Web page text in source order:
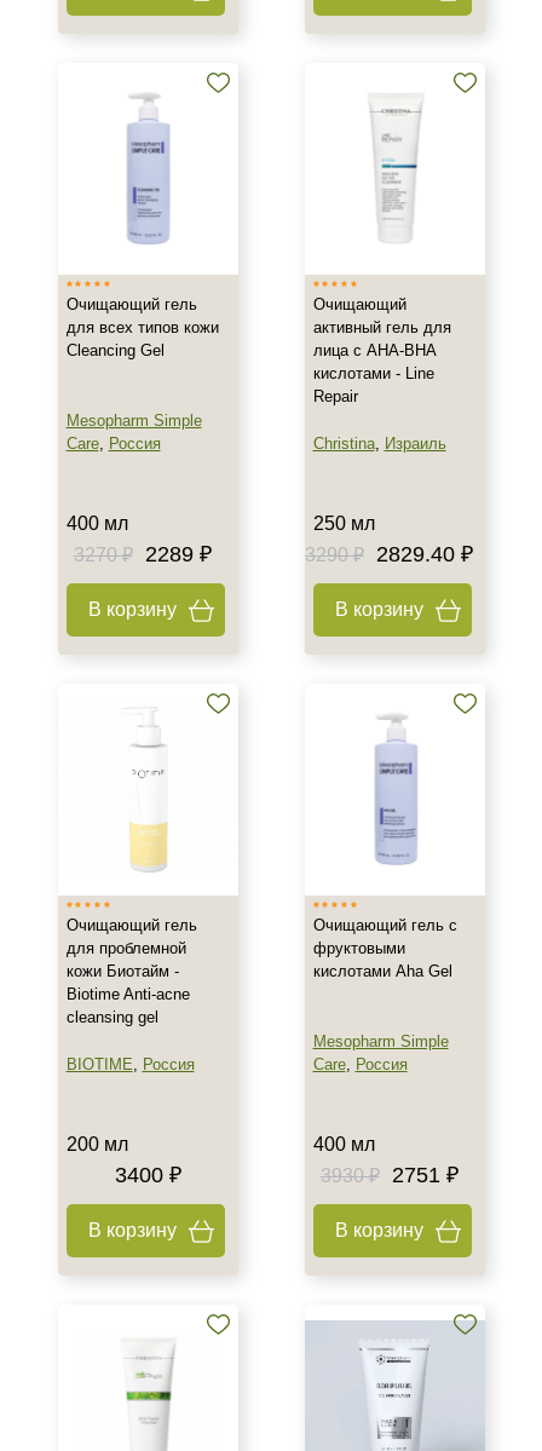
Очищающий гель
для всех типов кожи
Cleancing Gel
Mesopharm Simple
Care, Россия
400 мл
3270 ₽
2289 ₽
В корзину
Очищающий
активный гель для
лица с AHA-BHA
кислотами - Line
Repair
Christina, Израиль
250 мл
3290 ₽
2829.40 ₽
В корзину
Очищающий гель
для проблемной
кожи Биотайм -
Biotime Anti-acne
cleansing gel
BIOTIME, Россия
200 мл
3400 ₽
В корзину
Очищающий гель с
фруктовыми
кислотами Aha Gel
Mesopharm Simple
Care, Россия
400 мл
3930 ₽
2751 ₽
В корзину